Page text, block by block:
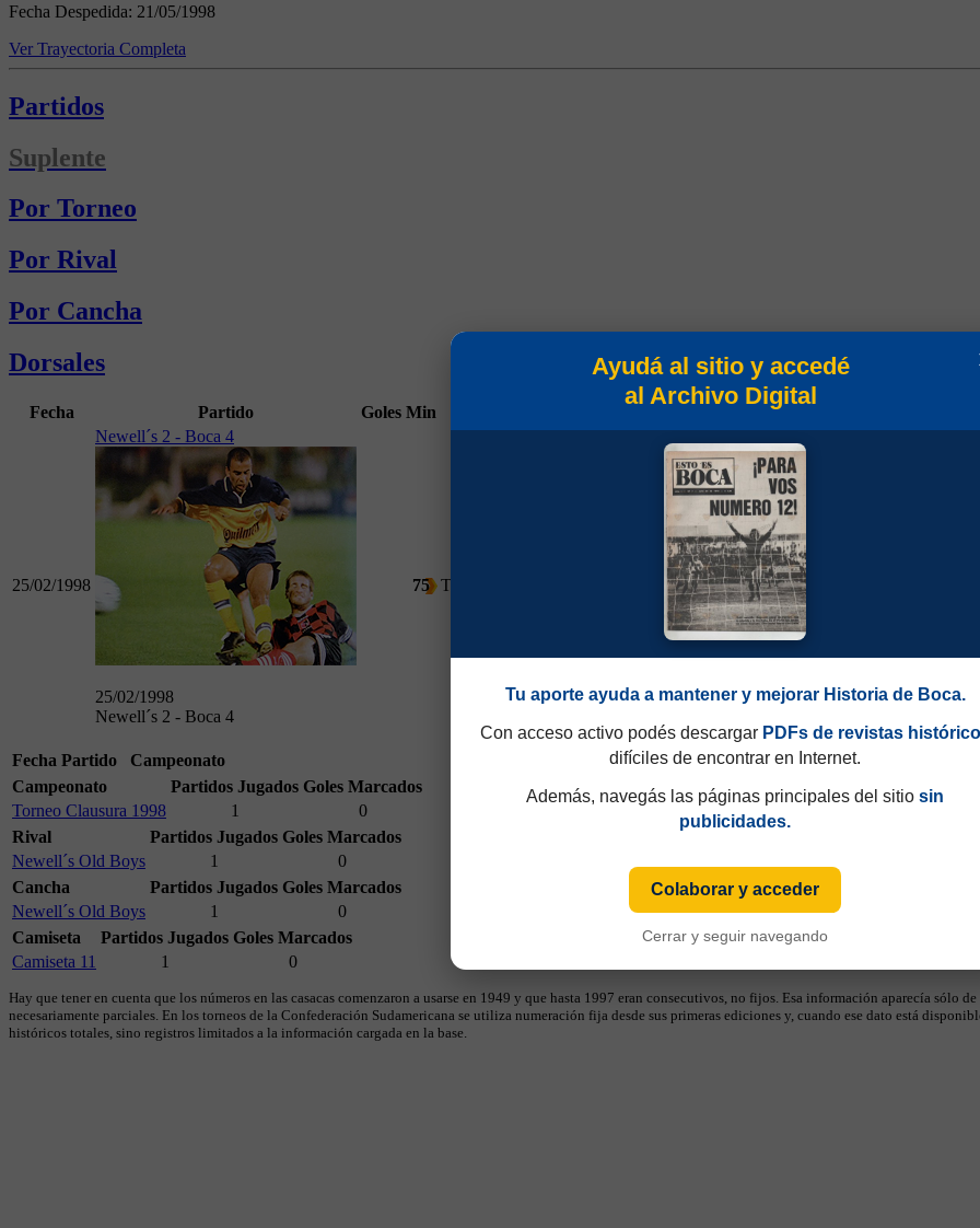
Fecha Despedida: 21/05/1998
Ver Trayectoria Completa
Partidos
Suplente
Por Torneo
Por Rival
Por Cancha
Dorsales
Fecha Partido Goles Min
25/02/1998
Newell´s 2 - Boca 4
25/02/1998
Newell´s 2 - Boca 4
75 Torneo Clausura 1998
Fecha Partido
Campeonato
Campeonato
Partidos Jugados Goles Marcados
Torneo Clausura 1998
1
0
Rival
Partidos Jugados Goles Marcados
Newell´s Old Boys
1
0
Cancha
Partidos Jugados Goles Marcados
Newell´s Old Boys
1
0
Camiseta
Partidos Jugados Goles Marcados
Camiseta 11
1 0
Hay que tener en cuenta que los números en las casacas comenzaron a usarse en 1949 y que hasta 1997 eran consecutivos, no fijos. Esa información aparecía sólo
necesariamente parciales. En los torneos de la Confederación Sudamericana se utiliza numeración fija desde sus primeras ediciones y, cuando ese dato está
históricos totales, sino registros limitados a la información cargada en la base.
Ayudá al sitio y accedé
al Archivo Digital
Tu aporte ayuda a mantener y mejorar Historia de Boca.
Con acceso activo podés descargar PDFs de revistas
difíciles de encontrar en Internet.
Además, navegás las páginas principales del sitio sin
publicidades.
Colaborar y acceder
Cerrar y seguir navegando